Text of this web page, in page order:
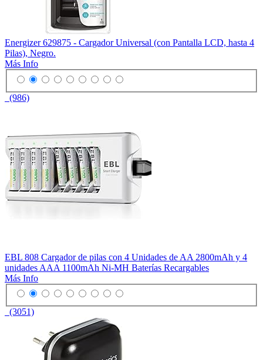
Energizer 629875 - Cargador Universal (con Pantalla LCD, hasta 4
Pilas), Negro.
Más Info
(986)
EBL 808 Cargador de pilas con 4 Unidades de AA 2800mAh y 4
unidades AAA 1100mAh Ni-MH Baterías Recargables
Más Info
(3051)